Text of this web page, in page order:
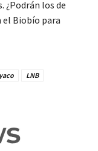
¿Podrán los de
Biobío para
LNB